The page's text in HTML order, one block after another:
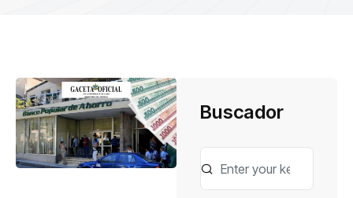
Buscador